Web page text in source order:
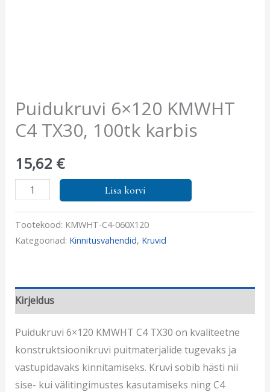
Puidukruvi 6×120 KMWHT
C4 TX30, 100tk karbis
15,62 €
Lisa korvi
Tootekood: KMWHT-C4-060X120
Kategooriad: Kinnitusvahendid, Kruvid
Kirjeldus
Puidukruvi 6×120 KMWHT C4 TX30 on kvaliteetne
konstruktsioonikruvi puitmaterjalide tugevaks ja
vastupidavaks kinnitamiseks. Kruvi sobib hästi nii
sise- kui välitingimustes kasutamiseks ning C4